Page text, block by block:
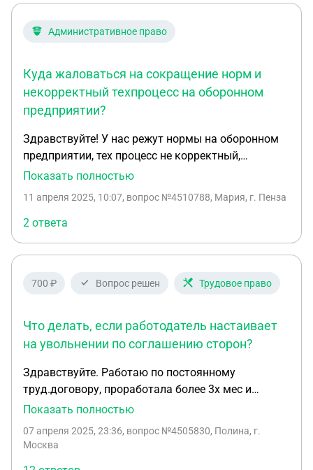
кадров по месту работы.
Административное право
Куда жаловаться на сокращение норм и
некорректный техпроцесс на оборонном
предприятии?
Здравствуйте! У нас режут нормы на оборонном
предприятии, тех процесс не корректный,
половина операций не внесена. Обратились к
хочет отдать другим для работы. Куда нам
написать жалобу?
Показать полностью
11 апреля 2025, 10:07, вопрос №4510788, Мария, г. Пенза
2 ответа
700 ₽ Вопрос решен Трудовое право
Что делать, если работодатель настаивает
на увольнении по соглашению сторон?
Здравствуйте. Работаю по постоянному
труд.договору, проработала более 3х мес и
работодатель хочет по соглашению сторон
связана с моей работой-у работодателя нет денег.
Показать полностью
07 апреля 2025, 23:36, вопрос №4505830, Полина, г.
Москва